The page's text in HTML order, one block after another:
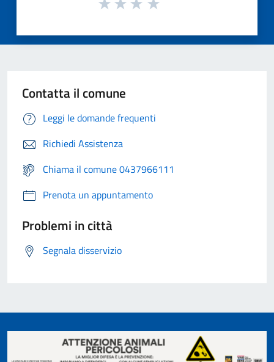
Contatta il comune
Leggi le domande frequenti
Richiedi Assistenza
Chiama il comune 0437966111
Prenota un appuntamento
Problemi in città
Segnala disservizio